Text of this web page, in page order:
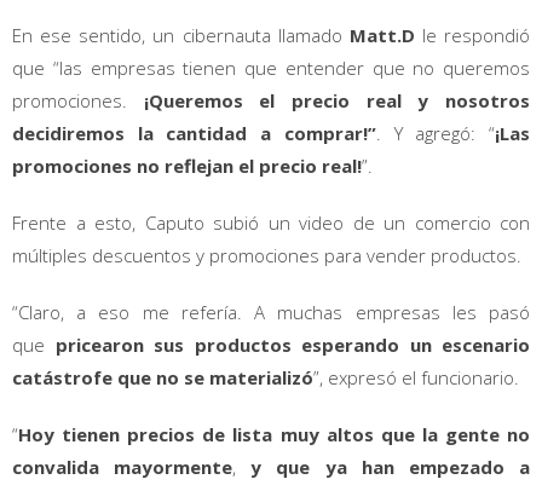
En ese sentido, un cibernauta llamado Matt.D le respondió
que “las empresas tienen que entender que no queremos
promociones. ¡Queremos el precio real y nosotros
decidiremos la cantidad a comprar!”. Y agregó: “¡Las
promociones no reflejan el precio real!”.
Frente a esto, Caputo subió un video de un comercio con
múltiples descuentos y promociones para vender productos.
“Claro, a eso me refería. A muchas empresas les pasó
que pricearon sus productos esperando un escenario
catástrofe que no se materializó”, expresó el funcionario.
“Hoy tienen precios de lista muy altos que la gente no
convalida mayormente,y que ya han empezado a